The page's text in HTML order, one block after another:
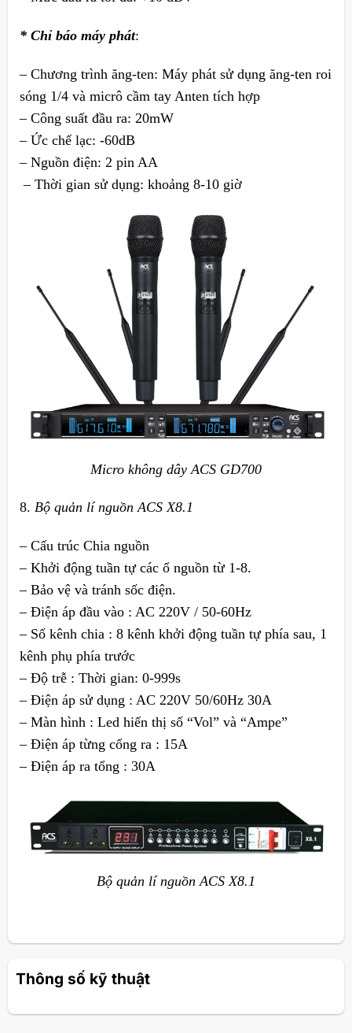
* Chỉ báo máy phát:
– Chương trình ăng-ten: Máy phát sử dụng ăng-ten roi
sóng 1/4 và micrô cầm tay Anten tích hợp
– Công suất đầu ra: 20mW
– Ức chế lạc: -60dB
– Nguồn điện: 2 pin AA
– Thời gian sử dụng: khoảng 8-10 giờ
Micro không dây ACS GD700
8. Bộ quản lí nguồn ACS X8.1
– Cấu trúc Chia nguồn
– Khởi động tuần tự các ổ nguồn từ 1-8.
– Bảo vệ và tránh sốc điện.
– Điện áp đầu vào : AC 220V / 50-60Hz
– Số kênh chia : 8 kênh khởi động tuần tự phía sau, 1
kênh phụ phía trước
– Độ trễ : Thời gian: 0-999s
– Điện áp sử dụng : AC 220V 50/60Hz 30A
– Màn hình : Led hiển thị số “Vol” và “Ampe”
– Điện áp từng cổng ra : 15A
– Điện áp ra tổng : 30A
Bộ quản lí nguồn ACS X8.1
Thông số kỹ thuật